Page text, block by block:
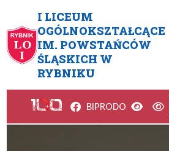
I LICEUM
OGÓLNOKSZTAŁCĄCE
IM. POWSTAŃCÓW
ŚLĄSKICH W
RYBNIKU
Dyskoteka dla
Facebook
BIPRODO